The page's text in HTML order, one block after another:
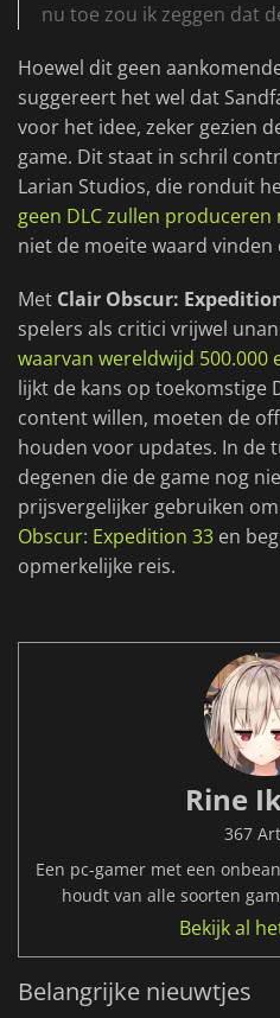
nu toe zou ik zeggen dat
Hoewel dit geen
suggereert het wel dat
voor het idee, zeker gezien
game. Dit staat in schril
Larian Studios, die ronduit
geen DLC zullen produceren
niet de moeite waard
Met Clair Obscur:
spelers als critici vrijwel
waarvan wereldwijd
lijkt de kans op toekomstige
content willen, moeten de
houden voor updates. In de
degenen die de game nog
prijsvergelijker gebruiken
Obscur: Expedition 33 en
opmerkelijke reis.
Rine
367
Een pc-gamer met een
houdt van alle soorten
Bekijk al
Belangrijke nieuwtjes